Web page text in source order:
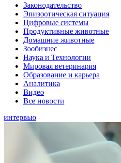
Законодательство
Эпизоотическая ситуация
Цифровые системы
Продуктивные животные
Домашние животные
Зообизнес
Наука и Технологии
Мировая ветеринария
Образование и карьера
Аналитика
Видео
Все новости
интервью